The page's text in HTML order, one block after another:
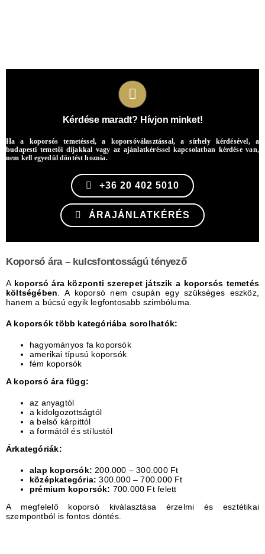
Kérdése maradt? Hívjon minket!
Ha a koporsós temetéssel, a koporsóválasztással, a sírhely kérdésével, a
budapesti temetői díjakkal vagy az ajánlatkéréssel kapcsolatban kérdése van,
nem kell egyedül döntést hoznia.
+36 20 402 5010
ÁRAJÁNLATKÉRÉS
Koporsó ára – kulcsfontosságú tényező
A koporsó ára központi szerepet játszik a koporsós temetés
költségében. A koporsó nem csupán egy szükséges eszköz,
hanem a búcsú egyik legfontosabb szimbóluma.
A koporsók több kategóriába sorolhatók:
hagyományos fa koporsók
amerikai típusú koporsók
fém koporsók
A koporsó ára függ:
az anyagtól
a kidolgozottságtól
a belső kárpittól
a formától és stílustól
Árkategóriák:
alap koporsók: 200.000 – 300.000 Ft
középkategória: 300.000 – 700.000 Ft
prémium koporsók: 700.000 Ft felett
A megfelelő koporsó kiválasztása érzelmi és esztétikai
szempontból is fontos döntés.